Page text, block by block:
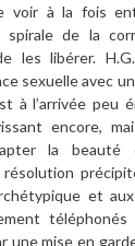
voir à la fois
spirale de la
les libérer.
sexuelle avec
à l’arrivée peu
encore,
la beauté
résolution
et
une mise en